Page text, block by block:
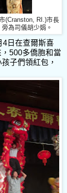
(Cranston, RI.)市長
為司儀胡少娟。
4 日在查爾斯喜
500多僑胞和當
子們領紅包，